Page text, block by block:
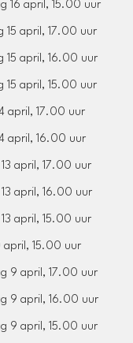
16 april, 15.00 uur
15 april, 17.00 uur
15 april, 16.00 uur
15 april, 15.00 uur
april, 17.00 uur
april, 16.00 uur
april, 17.00 uur
april, 16.00 uur
april, 15.00 uur
april, 15.00 uur
9 april, 17.00 uur
9 april, 16.00 uur
9 april, 15.00 uur